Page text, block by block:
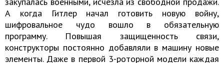
А когда Гитлер начал готовить новую войну,
шифровальное чудо вошло в обязательную
программу. Повышая защищенность связи,
конструкторы постоянно добавляли в машину новые
элементы. Даже в первой 3-роторной модели каждая